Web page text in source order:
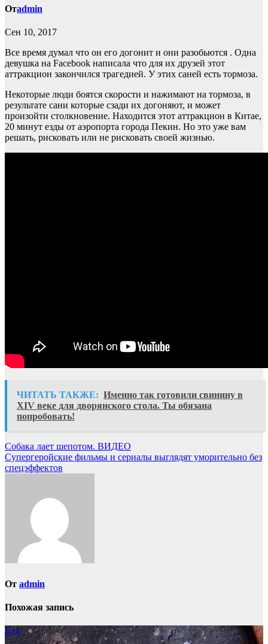
Отadmin
Сен 10, 2017
Все время думал что он его догонит и они разобьются . Одна
девушка на Facebook написала что для их друзей этот
аттракцион закончился трагедией. У этих саней есть тормоза.
Некоторые люди боятся скорости и нажимают на тормоза, в
результате сани которые сзади их догоняют, и может
произойти столкновение. Находится этот аттракцион в Китае,
20 минут езды от аэропорта города Пекин. Но это уже вам
решать, рисковать или не рисковать своей жизнью.
ЧИТАТЬ ТАКЖЕ: Именно так готовили свинину в
XIV веке для дворянского стола. Ты обязана
попробовать!
Навигация
по
Собака лает шепотом. ВИДЕО
Cупергеройские фильмы и сериалы выглядят уморительно без
спецэффектов
От admin
Похожая запись
Еда